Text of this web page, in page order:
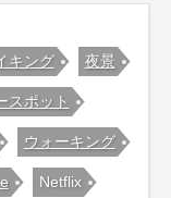
キング 夜景
スポット
ウォーキング
Netflix